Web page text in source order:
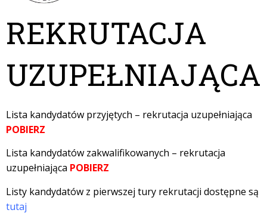
REKRUTACJA
UZUPEŁNIAJĄCA
Lista kandydatów przyjętych – rekrutacja uzupełniająca
POBIERZ
Lista kandydatów zakwalifikowanych – rekrutacja
uzupełniająca POBIERZ
Listy kandydatów z pierwszej tury rekrutacji dostępne są
tutaj